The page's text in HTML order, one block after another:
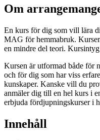
Om
En kurs för dig som vill lära
MAG för hemmabruk.
en mindre del teori.
Kursen är utformad både för
och för dig som har viss
kunskaper. Kanske vill du
anmäler dig till en hel kurs i
erbjuda fördjupningskurser i
Innehåll